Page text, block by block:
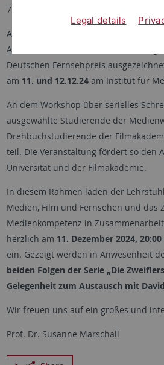
7 EUR
Auf Einladung des Instituts für
Autor und Produzent der in Cannes
Deutschen Fernsehpreis
am 11. und 12.12.24am Institut für
An dem Workshop über serielles
ausgewählte Studierende der
Drehbuchstudierende der
teil. Die Veranstaltung fördert so den
Universität und der Filmakademie.
In diesem Rahmen laden der
Medien, Film und Fernsehen und das
Medienkompetenz in
herzlich am 11. Dezember 2024,
ein. Gezeigt werden in Anwesenheit
beiden Folgen der Serie „Die Zweiflers
Gelegenheit zum Austausch mit
Wir freuen uns auf ein großes und
Prof. Dr. Susanne Marschall
Legal details